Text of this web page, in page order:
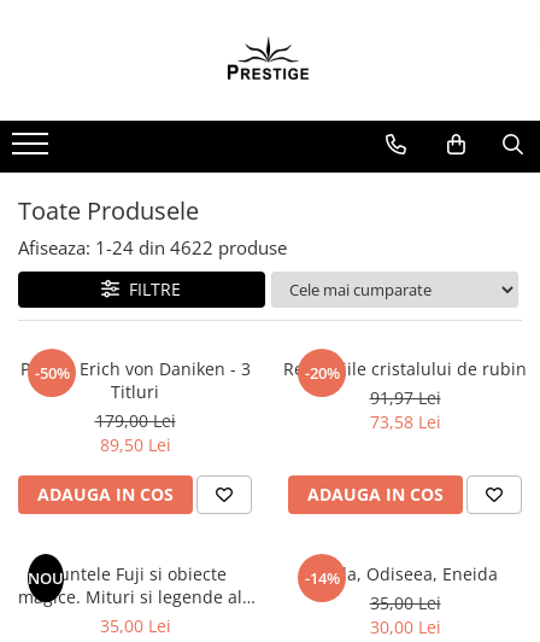
Noutati
Promotii
Spiritualitate - Ezoterism
AngelConnection
Arte Divinatorii
Chiromantie
Dezvoltare Spirituala
KidConnection
Minte Corp
New Illuminati Files
Numerologie
Paranormal
Parapsihologie
Toate Produsele
Afiseaza: 1-24 din 4622 produse
FILTRE
-50%
Pachet Erich von Daniken - 3
Titluri
179,00 Lei
89,50 Lei
ADAUGA IN COS
-20%
Revelatiile cristalului de rubin
91,97 Lei
73,58 Lei
ADAUGA IN COS
NOUMuntele Fuji si obiecte
magice. Mituri si legende ale
Japoniei
35,00 Lei
-14%
Iliada, Odiseea, Eneida
35,00 Lei
30,00 Lei